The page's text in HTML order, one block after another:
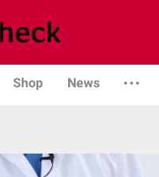
Shop News